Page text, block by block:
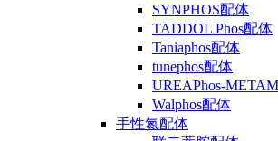
SYNPHOS配体
TADDOL Phos配体
Taniaphos配体
tunephos配体
UREAPhos-
Walphos配体
手性氮配体